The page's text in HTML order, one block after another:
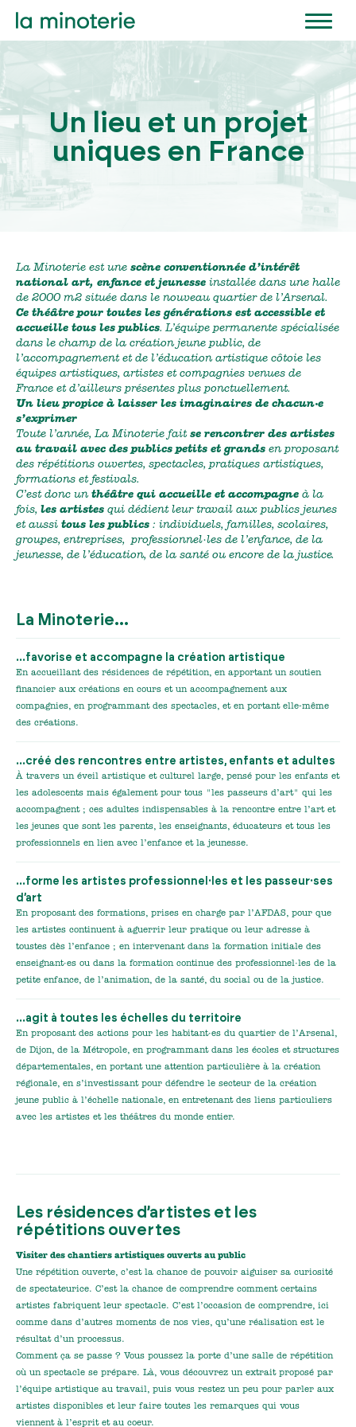
contenu
Un lieu et un projet
uniques en France
La Minoterie est une scène conventionnée d’intérêt
national art, enfance et jeunesse installée dans une halle
de 2000 m2 située dans le nouveau quartier de l’Arsenal.
Ce théâtre pour toutes les générations est accessible et
accueille tous les publics. L’équipe permanente spécialisée
dans le champ de la création jeune public, de
l’accompagnement et de l’éducation artistique côtoie les
équipes artistiques, artistes et compagnies venues de
France et d’ailleurs présentes plus ponctuellement.
Un lieu propice à laisser les imaginaires de chacun·e
s’exprimer
Toute l’année, La Minoterie fait se rencontrer des artistes
au travail avec des publics petits et grands en proposant
des répétitions ouvertes, spectacles, pratiques artistiques,
formations et festivals.
C’est donc un théâtre qui accueille et accompagne à la
fois, les artistes qui dédient leur travail aux publics jeunes
et aussi tous les publics : individuels, familles, scolaires,
groupes, entreprises, professionnel·les de l’enfance, de la
jeunesse, de l’éducation, de la santé ou encore de la justice.
La Minoterie…
…favorise et accompagne la création artistique
En accueillant des résidences de répétition, en apportant un soutien
financier aux créations en cours et un accompagnement aux
compagnies, en programmant des spectacles, et en portant elle-même
des créations.
…créé des rencontres entre artistes, enfants et adultes
À travers un éveil artistique et culturel large, pensé pour les enfants et
les adolescents mais également pour tous "les passeurs d’art" qui les
accompagnent ; ces adultes indispensables à la rencontre entre l’art et
les jeunes que sont les parents, les enseignants, éducateurs et tous les
professionnels en lien avec l’enfance et la jeunesse.
…forme les artistes professionnel·les et les passeur·ses
d’art
En proposant des formations, prises en charge par l’AFDAS, pour que
les artistes continuent à aguerrir leur pratique ou leur adresse à
toustes dès l’enfance ; en intervenant dans la formation initiale des
enseignant·es ou dans la formation continue des professionnel·les de la
petite enfance, de l’animation, de la santé, du social ou de la justice.
…agit à toutes les échelles du territoire
En proposant des actions pour les habitant·es du quartier de l’Arsenal,
de Dijon, de la Métropole, en programmant dans les écoles et structures
départementales, en portant une attention particulière à la création
régionale, en s’investissant pour défendre le secteur de la création
jeune public à l’échelle nationale, en entretenant des liens particuliers
avec les artistes et les théâtres du monde entier.
Les résidences d’artistes et les
répétitions ouvertes
Visiter des chantiers artistiques ouverts au public
Une répétition ouverte, c’est la chance de pouvoir aiguiser sa curiosité
de spectateurice. C’est la chance de comprendre comment certains
artistes fabriquent leur spectacle. C’est l’occasion de comprendre, ici
comme dans d’autres moments de nos vies, qu’une réalisation est le
résultat d’un processus.
Comment ça se passe ? Vous poussez la porte d’une salle de répétition
où un spectacle se prépare. Là, vous découvrez un extrait proposé par
l’équipe artistique au travail, puis vous restez un peu pour parler aux
artistes disponibles et leur faire toutes les remarques qui vous
viennent à l’esprit et au coeur.